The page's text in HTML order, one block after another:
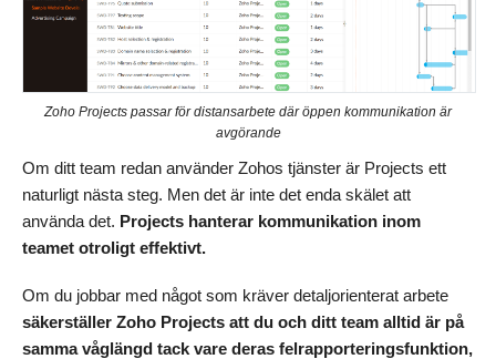
Zoho Projects passar för distansarbete där öppen kommunikation är
avgörande
Om ditt team redan använder Zohos tjänster är Projects ett
naturligt nästa steg. Men det är inte det enda skälet att
använda det. Projects hanterar kommunikation inom
teamet otroligt effektivt.
Om du jobbar med något som kräver detaljorienterat arbete
säkerställer Zoho Projects att du och ditt team alltid är på
samma våglängd tack vare deras felrapporteringsfunktion,